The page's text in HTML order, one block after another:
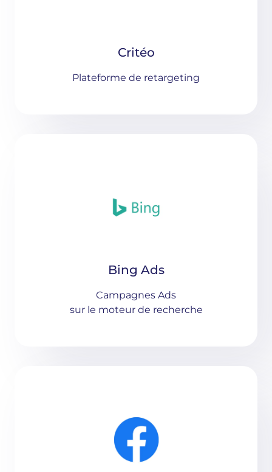
Critéo
Plateforme de retargeting
Bing Ads
Campagnes Ads
sur le moteur de recherche